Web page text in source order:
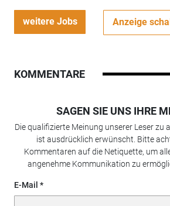
weitere Jobs Anzeige
KOMMENTARE
SAGEN SIE UNS IHRE
Die qualifizierte Meinung unserer Leser zu
ist ausdrücklich erwünscht. Bitte
Kommentaren auf die Netiquette, um
angenehme Kommunikation zu
E-Mail